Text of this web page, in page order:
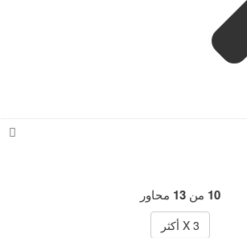
10 من 13 محاور
3 X أكثر